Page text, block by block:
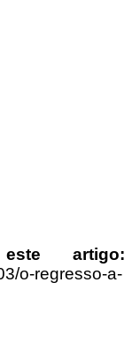
artigo:
o-regresso-a-